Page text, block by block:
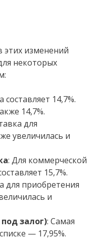
изменений
некоторых
составляет 14,7%.
14,7%.
для
увеличилась и
: Для коммерческой
15,7%.
для приобретения
и
залог): Самая
— 17,95%.